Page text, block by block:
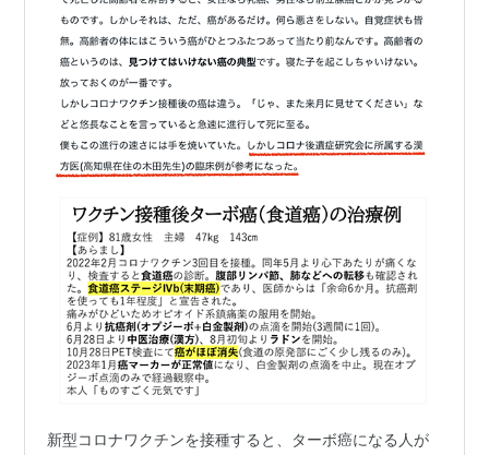
新型コロナワクチンを接種すると、ターボ癌になる人が